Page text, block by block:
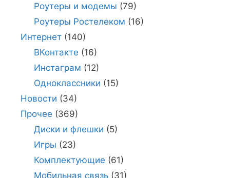
Роутеры и модемы (79)
Роутеры Ростелеком (16)
Интернет (140)
ВКонтакте (16)
Инстаграм (12)
Одноклассники (15)
Новости (34)
Прочее (369)
Диски и флешки (5)
Игры (23)
Комплектующие (61)
Мобильная связь(31)